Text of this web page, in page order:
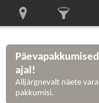
ajal!
Alljärgnevalt näete
pakkumisi.